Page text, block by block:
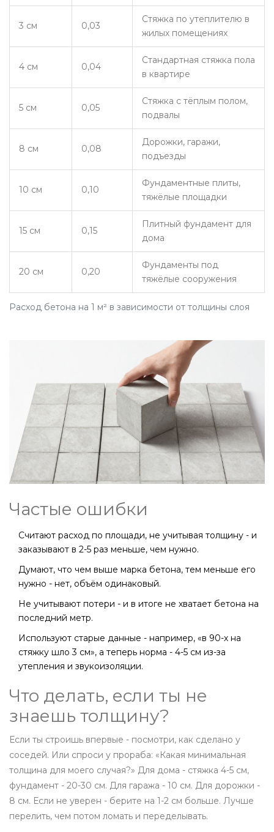
Расход бетона на 1 м² в зависимости от толщины слоя
3 см 0,03
Стяжка по утеплителю в
жилых помещениях
4 см 0,04
Стандартная стяжка пола
в квартире
5 см 0,05
Стяжка с тёплым полом,
подвалы
8 см 0,08
Дорожки, гаражи,
подъезды
10 см 0,10
Фундаментные плиты,
тяжёлые площадки
15 см 0,15
Плитный фундамент для
дома
20 см 0,20
Фундаменты под
тяжёлые сооружения
Частые ошибки
Считают расход по площади, не учитывая толщину - и
заказывают в 2-5 раз меньше, чем нужно.
Думают, что чем выше марка бетона, тем меньше его
нужно - нет, объём одинаковый.
Не учитывают потери - и в итоге не хватает бетона на
последний метр.
Используют старые данные - например, «в 90-х на
стяжку шло 3 см», а теперь норма - 4-5 см из-за
утепления и звукоизоляции.
Что делать, если ты не
знаешь толщину?
Если ты строишь впервые - посмотри, как сделано у
соседей. Или спроси у прораба: «Какая минимальная
толщина для моего случая?» Для дома - стяжка 4-5 см,
фундамент - 20-30 см. Для гаража - 10 см. Для дорожки -
8 см. Если не уверен - берите на 1-2 см больше. Лучше
перелить, чем потом ломать и переделывать.